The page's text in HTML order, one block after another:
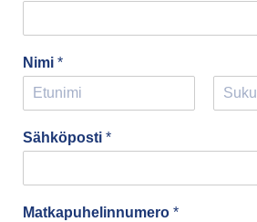
Nimi *
i
r
Sähköposti *
Matkapuhelinnumero *